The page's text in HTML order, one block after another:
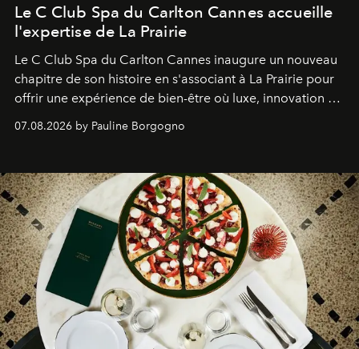
Le C Club Spa du Carlton Cannes accueille
l'expertise de La Prairie
Le C Club Spa du Carlton Cannes inaugure un nouveau
chapitre de son histoire en s'associant à La Prairie pour
offrir une expérience de bien-être où luxe, innovation et
expertise se rencontrent.
07.08.2026 by Pauline Borgogno